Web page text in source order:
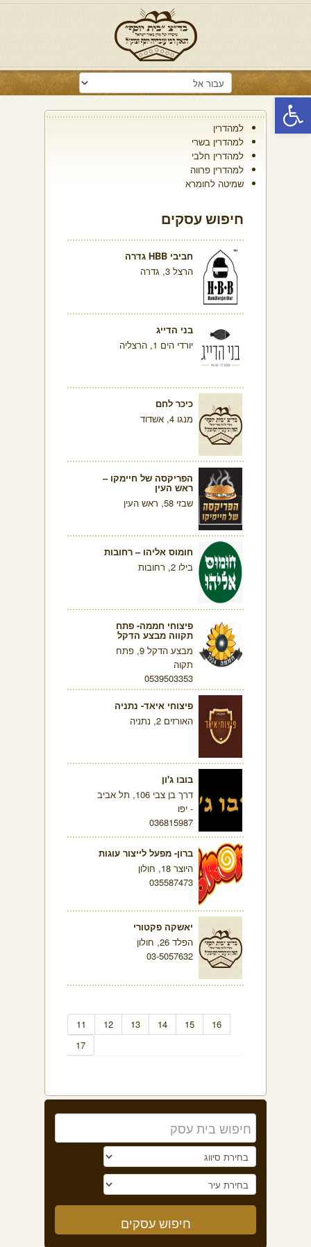
פתח סרגל נגישות
למהדרין
למהדרין בשרי
למהדרין חלבי
למהדרין פרווה
שמיטה לחומרא
חיפוש עסקים
חביבי HBB גדרה
הרצל 3, גדרה
בני הדייג
יורדי הים 1, הרצליה
כיכר לחם
מנגו 4, אשדוד
הפריקסה של חיימקו –
ראש העין
שבזי 58, ראש העין
חומוס אליהו – רחובות
בילו 2, רחובות
פיצוחי חממה- פתח
תקווה מבצע הדקל
מבצע הדקל 9, פתח
תקוה
0539503353
פיצוחי איאד- נתניה
האורזים 2, נתניה
בובו ג'ון
דרך בן צבי 106, תל אביב
- יפו
036815987
ברון- מפעל לייצור עוגות
היוצר 18, חולון
035587473
יאשקה פקטורי
הפלד 26, חולון
03-5057632
11 12 13 14 15
16
17